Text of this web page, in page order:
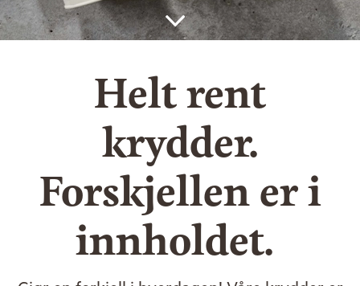
Helt rent
krydder.
Forskjellen er i
innholdet.